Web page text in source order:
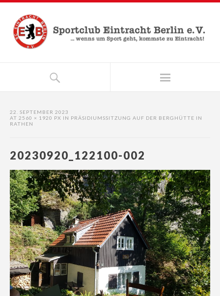
22. SEPTEMBER 2023
AT 2560 × 1920 PX IN PRÄSIDIUMSSITZUNG AUF DER BERGHÜTTE IN
RATHEN
20230920_122100-002